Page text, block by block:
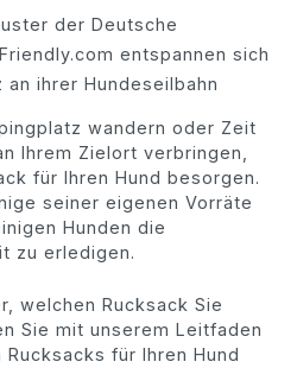
wandern oder Zeit
Ihrem Zielort verbringen,
für Ihren Hund besorgen.
seiner eigenen Vorräte
Hunden die
zu erledigen.
welchen Rucksack Sie
Sie mit unserem Leitfaden
für Ihren Hund